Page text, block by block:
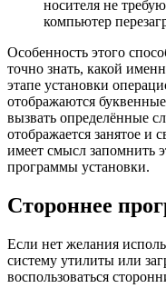
носителя не
компьютер
Особенность этого
точно знать, какой
этапе установки
отображаются
вызвать определённые
отображается занятое и
имеет смысл запомнить
программы установки.
Стороннее
Если нет желания
систему утилиты или
воспользоваться